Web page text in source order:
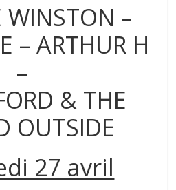
WINSTON –
– ARTHUR H
–
& THE
OUTSIDE
27 avril